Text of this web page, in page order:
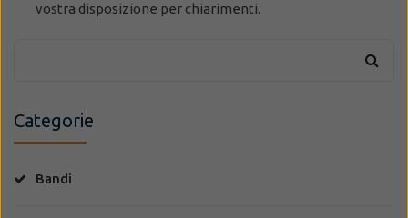
vostra disposizione per chiarimenti.
Categorie
Bandi